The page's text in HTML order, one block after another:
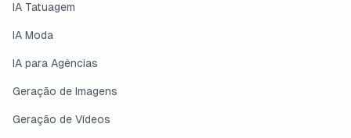
IA Tatuagem
IA Moda
IA para Agências
Geração de Imagens
Geração de Vídeos